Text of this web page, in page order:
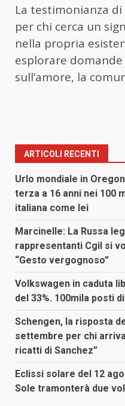
La testimonianza
per chi cerca un
nella propria
esplorare
sull’amore, la
ARTICOLI RECENTI
Urlo mondiale in
terza a 16 anni nei 100
italiana come lei
Marcinelle: La Russa
rappresentanti Cgil si
“Gesto vergognoso”
Volkswagen in caduta
del 33%. 100mila posti
Schengen, la risposta
settembre per chi arriva
ricatti di Sanchez”
Eclissi solare del 12
Sole tramonterà due